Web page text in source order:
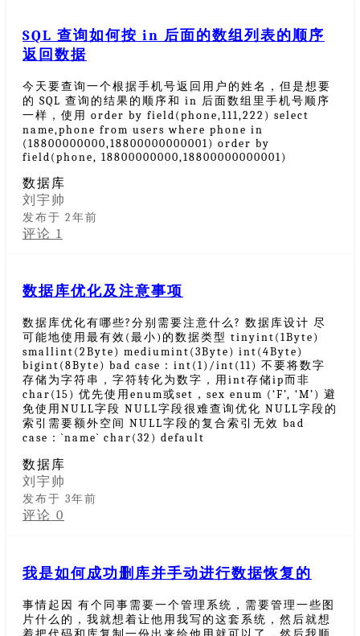
SQL 查询如何按 in 后面的数组列表的顺序
返回数据
今天要查询一个根据手机号返回用户的姓名，但是想要
的 SQL 查询的结果的顺序和 in 后面数组里手机号顺序
一样，使用 order by field(phone,111,222) select
name,phone from users where phone in
(18800000000,18800000000001) order by
field(phone, 18800000000,18800000000001)
数据库
刘宇帅
发布于 2年前
评论 1
数据库优化及注意事项
数据库优化有哪些?分别需要注意什么? 数据库设计 尽
可能地使用最有效(最小)的数据类型 tinyint(1Byte)
smallint(2Byte) mediumint(3Byte) int(4Byte)
bigint(8Byte) bad case：int(1)/int(11) 不要将数字
存储为字符串，字符转化为数字，用int存储ip而非
char(15) 优先使用enum或set，sex enum (‘F’, ‘M’) 避
免使用NULL字段 NULL字段很难查询优化 NULL字段的
索引需要额外空间 NULL字段的复合索引无效 bad
case：`name` char(32) default
数据库
刘宇帅
发布于 3年前
评论 0
我是如何成功删库并手动进行数据恢复的
事情起因 有个同事需要一个管理系统，需要管理一些图
片什么的，我就想着让他用我写的这套系统，然后就想